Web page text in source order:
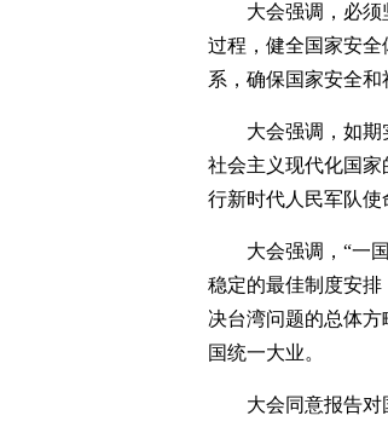
大会强调，必
过程，健全国家安
系，确保国家安全和
大会强调，如
社会主义现代化国
行新时代人民军队使
大会强调，“一
稳定的最佳制度安
决台湾问题的总体
国统一大业。
大会同意报告对